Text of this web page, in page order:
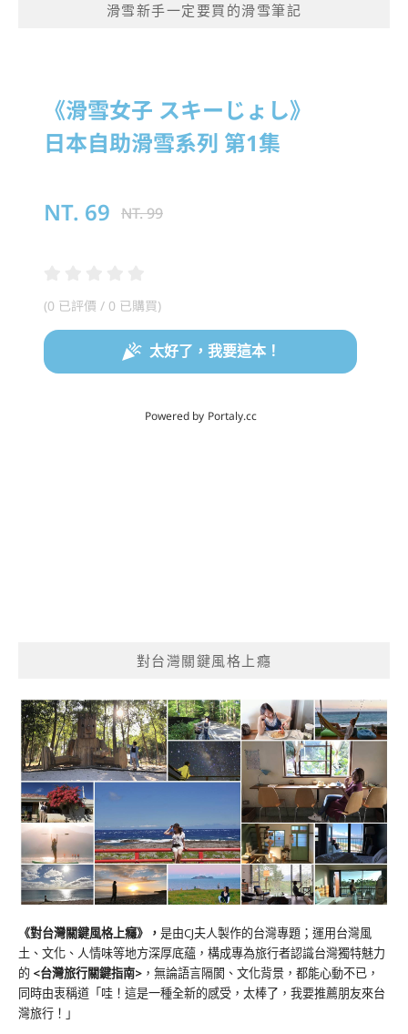
滑雪新手一定要買的滑雪筆記
對台灣關鍵風格上癮
《對台灣關鍵風格上癮》 ， 是由CJ夫人製作的台灣專題；運用台灣風
土、文化、人情味等地方深厚底蘊，構成專為旅行者認識台灣獨特魅力
的 <台灣旅行關鍵指南> ，無論語言隔閡、文化背景，都能心動不已，
同時由衷稱道「哇！這是一種全新的感受，太棒了，我要推薦朋友來台
灣旅行！」